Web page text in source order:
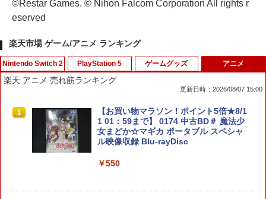
©Restar Games. © Nihon Falcom Corporation All rights r
eserved
楽天市場 ゲーム/アニメ ランキング
Nintendo Switch 2
1
任天堂 【Switch2】スーパーマリオブラ
ザーズ ワンダー Nintendo Switch 2 Edi
tion ＋ みんなでリンリンパーク [NXS-P
-AQMXB NSW2 ス-パ-マリオブラザ-ズ
PlayStation 5
1
PS5 縦置きスタンド PlayStation5 / PS5
Slim / PS5 Pro 用 縦置き スタンド 円形
安定感UP ブラック ブルー シルバー グ
レー ゲームアクセサリー ◇ALW-P5216
イステーション プレステ プレステ5 プレ
￥1,380
ゲームグッズ
1 【中古】マリオパーティDS
￥251
2
【中古】ガンダムアサルトサヴァイブ P
アニメ
楽天 アニメ 売れ筋ランキング
更新日時：2026/08/07 15:00
1
【お買い物マラソン！ポイント5倍★8/1
1 01：59まで】 0174 中古BD＃ 魔法少
女まどか☆マギカ ポータブル スペシャ
ル映像収録 Blu-rayDisc
￥550